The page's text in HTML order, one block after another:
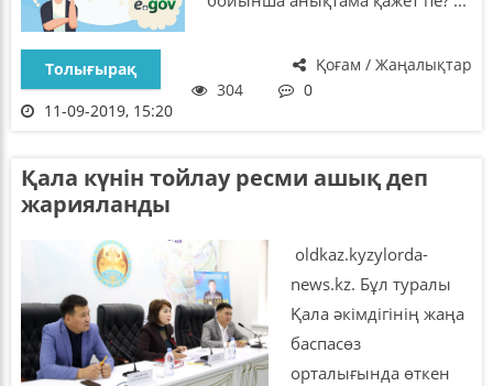
Қоғам / Жаңалықтар
Толығырақ
304
0
11-09-2019, 15:20
Қала күнін тойлау ресми ашық деп
жарияланды
oldkaz.kyzylorda-
news.kz. Бұл туралы
Қала әкімдігінің жаңа
баспасөз
орталығында өткен